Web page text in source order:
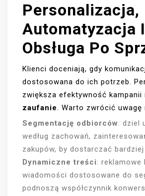
Personalizacja,
Automatyzacja I
Obsługa Po
Klienci doceniają, gdy
dostosowana do ich potrzeb.
zwiększa efektywność kampanii
zaufanie. Warto zwrócić uwagę
Segmentację odbiorców: dziel
według zachowań,
zakupów, by dostarczać
Dynamiczne treści: reklamowe
wiadomości dostosowane do
podnoszą współczynnik